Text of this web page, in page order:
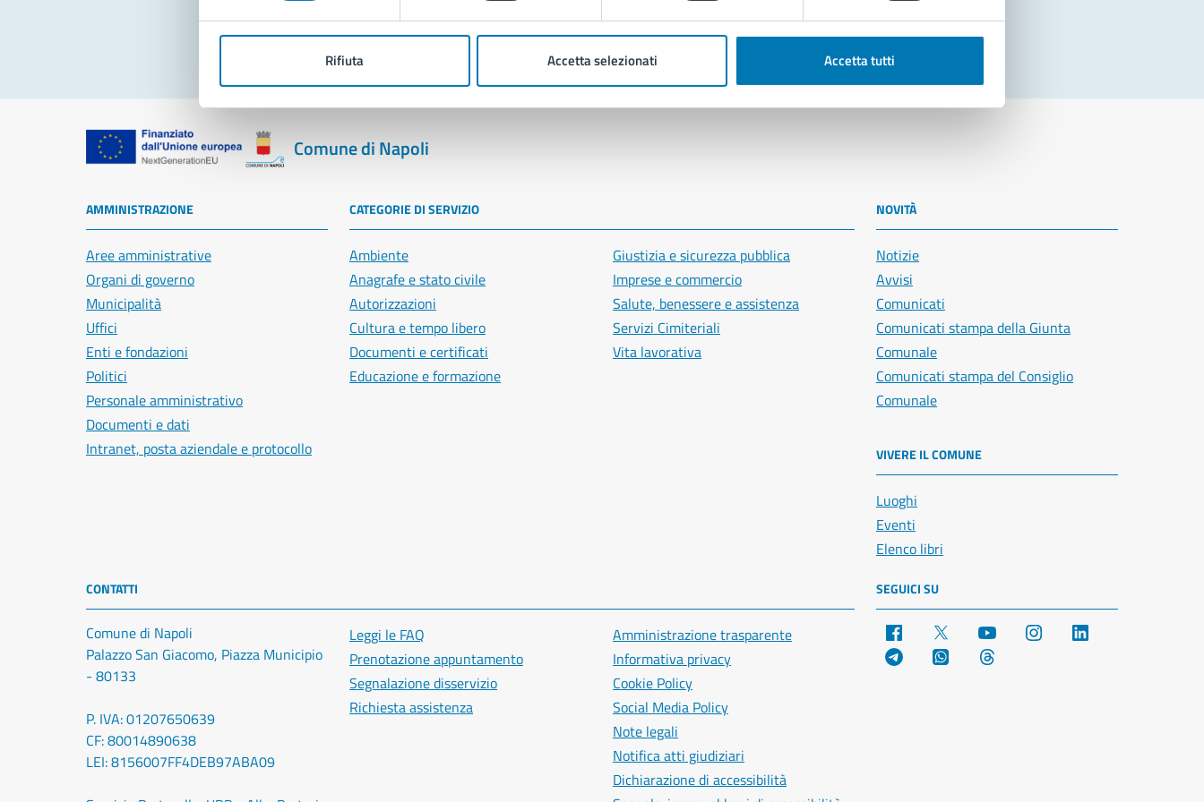
Rifiuta Accetta selezionati Accetta tutti
Segnala disservizio
Comune di Napoli
AMMINISTRAZIONE
Aree amministrative
Organi di governo
Municipalità
Uffici
Enti e fondazioni
Politici
Personale amministrativo
Documenti e dati
Intranet, posta aziendale e protocollo
CATEGORIE DI SERVIZIO
Ambiente
Anagrafe e stato civile
Autorizzazioni
Cultura e tempo libero
Documenti e certificati
Educazione e formazione
Giustizia e sicurezza pubblica
Imprese e commercio
Salute, benessere e assistenza
Servizi Cimiteriali
Vita lavorativa
NOVITÀ
Notizie
Avvisi
Comunicati
Comunicati stampa della Giunta
Comunale
Comunicati stampa del Consiglio
Comunale
VIVERE IL COMUNE
Luoghi
Eventi
Elenco libri
CONTATTI
Comune di Napoli
Palazzo San Giacomo, Piazza Municipio
- 80133
P. IVA: 01207650639
CF: 80014890638
LEI: 8156007FF4DEB97ABA09
Leggi le FAQ
Prenotazione appuntamento
Segnalazione disservizio
Richiesta assistenza
Amministrazione trasparente
Informativa privacy
Cookie Policy
Social Media Policy
Note legali
Notifica atti giudiziari
Dichiarazione di accessibilità
SEGUICI SU
Facebook YouTube Instagram
Telegram WhatsApp